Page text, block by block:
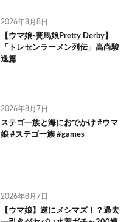
2026年8月8日
【ウマ娘-賽馬娘Pretty Derby】
「トレセンラーメン列伝」高尚駿
逸篇
2026年8月7日
ステゴ一族と海におでかけ #ウマ
娘 #ステゴ一族 #games
2026年8月7日
【ウマ娘】逆にメシマズ！？過去